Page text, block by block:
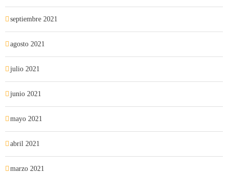
septiembre 2021
agosto 2021
julio 2021
junio 2021
mayo 2021
abril 2021
marzo 2021